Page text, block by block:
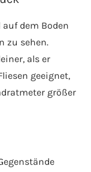
auf dem Boden
zu sehen.
als er
geeignet,
größer